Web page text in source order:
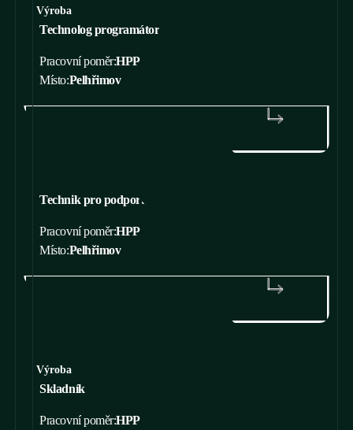
Výroba
Technolog programátor
Pracovní poměr:HPP
Místo:Pelhřimov
Technik pro podporu vývoje
Pracovní poměr:HPP
Místo:Pelhřimov
Výroba
Skladník
Pracovní poměr:HPP